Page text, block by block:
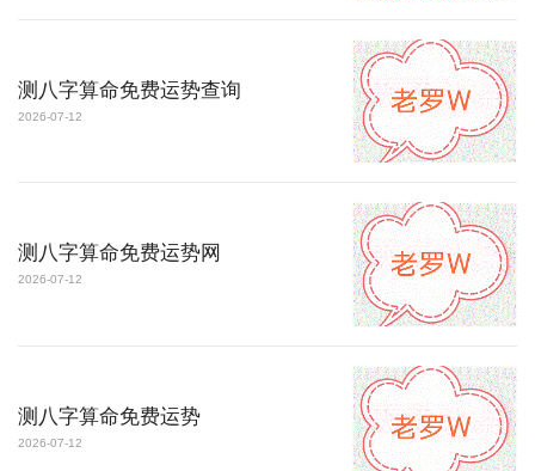
测八字算命免费运势查询
2026-07-12
测八字算命免费运势网
2026-07-12
测八字算命免费运势
2026-07-12